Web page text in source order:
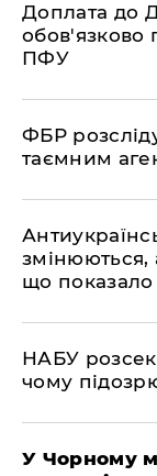
Доплата до
обов'язково
ПФУ
ФБР
таємним
змінюються,
що
НАБУ
чому
У Чорному